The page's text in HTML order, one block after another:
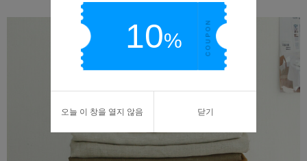
10%
오늘 이 창을 열지 않음 닫기